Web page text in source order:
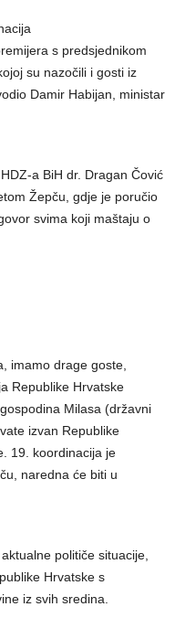
s predsjednikom
su nazočili i gosti iz
Damir Habijan, ministar
a BiH dr. Dragan Čović
Žepču, gdje je poručio
svima koji maštaju o
imamo drage goste,
Republike Hrvatske
Milasa (državni
izvan Republike
19. koordinacija je
naredna će biti u
političe situacije,
Hrvatske s
iz svih sredina.